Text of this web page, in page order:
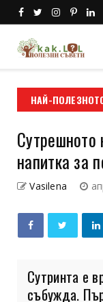
НАЙ-научете и
Сутрешното
напитка за
Vasilena
Сутринта е
събужда.